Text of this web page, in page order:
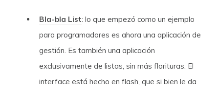
Bla-bla List: lo que empezó como un ejemplo
para programadores es ahora una aplicación de
gestión. Es también una aplicación
exclusivamente de listas, sin más florituras. El
interface está hecho en flash, que si bien le da